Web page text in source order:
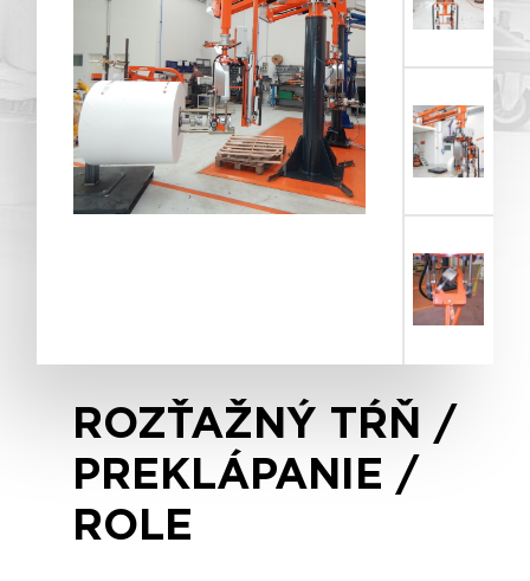
ROZŤAŽNÝ TŔŇ /
PREKLÁPANIE /
ROLE